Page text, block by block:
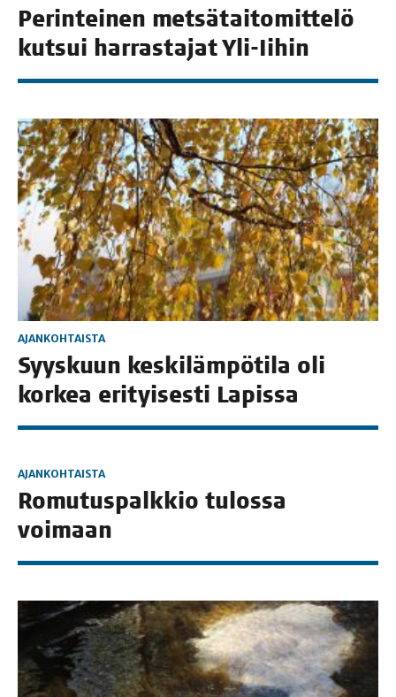
Perin­tei­nen met­sä­tai­to­mit­te­lö
kut­sui har­ras­ta­jat Yli-Iihin
AJANKOHTAISTA
Syys­kuun kes­ki­läm­pö­ti­la oli
kor­kea eri­tyi­ses­ti Lapissa
AJANKOHTAISTA
Romu­tus­palk­kio tulos­sa
voimaan